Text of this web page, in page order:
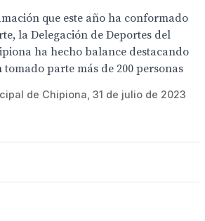
que este año ha conformado
la Delegación de Deportes del
ha hecho balance destacando
tomado parte más de 200 personas
de Chipiona, 31 de julio de 2023